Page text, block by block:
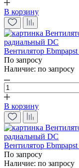
В корзину
Вентилятор
По запросу
Наличие: по запросу
В корзину
Вентилятор
По запросу
Наличие: по запросу